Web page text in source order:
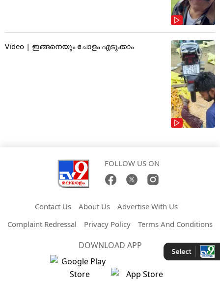
Video | ഇങ്ങനെയും ചോളം എടുക്കാം
FOLLOW US ON
Contact Us About Us
Advertise With Us
Complaint Redressal
Privacy Policy Terms And Conditions
DOWNLOAD APP